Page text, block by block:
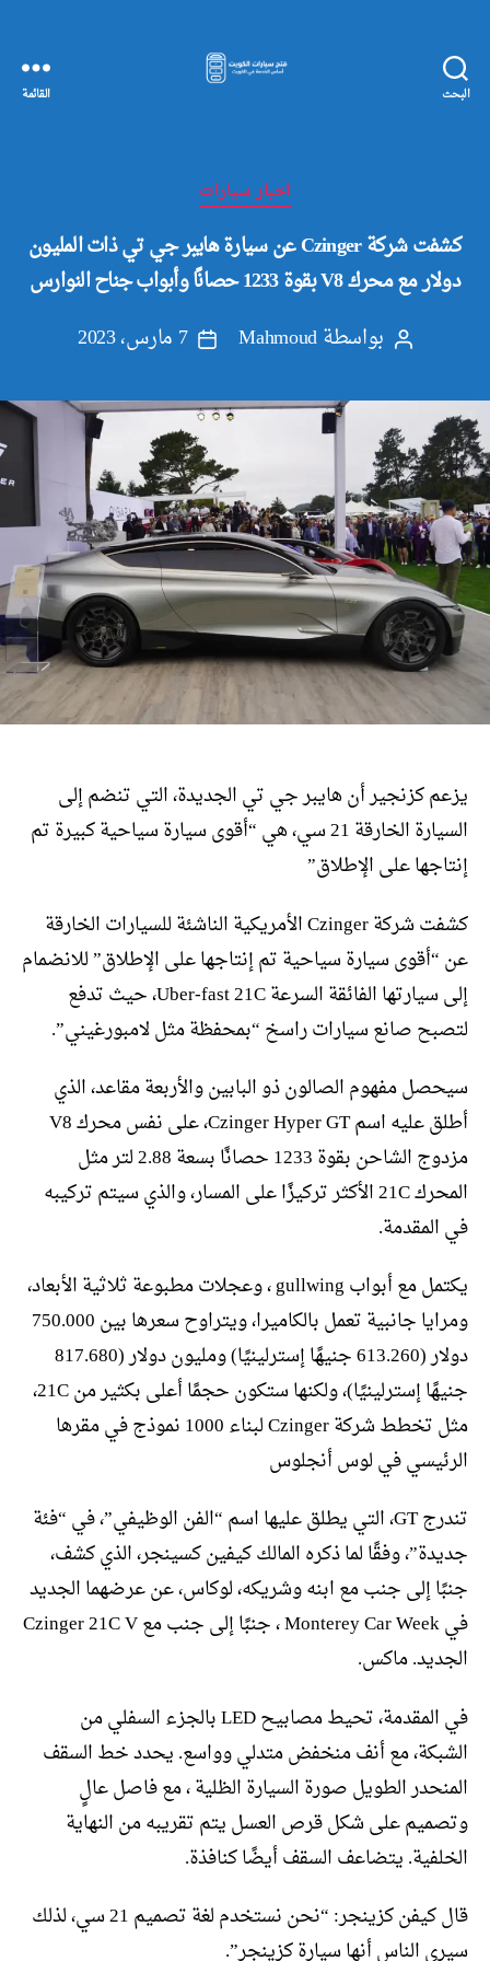
البحث
الكويت
القائمة
التصنيفات
اخبار سيارات
كشفت شركة Czinger عن سيارة هايبر جي تي ذات المليون
دولار مع محرك V8 بقوة 1233 حصانًا وأبواب جناح النوارس
كاتببواسطةMahmoud
تاريخ
7 مارس، 2023
يزعم كزنجير أن هايبر جي تي الجديدة، التي تنضم إلى
السيارة الخارقة 21 سي، هي “أقوى سيارة سياحية كبيرة تم
إنتاجها على الإطلاق”
كشفت شركة Czinger الأمريكية الناشئة للسيارات الخارقة
عن “أقوى سيارة سياحية تم إنتاجها على الإطلاق” للانضمام
إلى سيارتها الفائقة السرعة Uber-fast 21C، حيث تدفع
لتصبح صانع سيارات راسخ “بمحفظة مثل لامبورغيني”.
سيحصل مفهوم الصالون ذو البابين والأربعة مقاعد، الذي
أطلق عليه اسم Czinger Hyper GT، على نفس محرك V8
مزدوج الشاحن بقوة 1233 حصانًا بسعة 2.88 لتر مثل
المحرك 21C الأكثر تركيزًا على المسار، والذي سيتم تركيبه
في المقدمة.
يكتمل مع أبواب gullwing ، وعجلات مطبوعة ثلاثية الأبعاد،
ومرايا جانبية تعمل بالكاميرا، ويتراوح سعرها بين 750.000
دولار (613.260 جنيهًا إسترلينيًا) ومليون دولار (817.680
جنيهًا إسترلينيًا)، ولكنها ستكون حجمًا أعلى بكثير من 21C،
مثل تخطط شركة Czinger لبناء 1000 نموذج في مقرها
الرئيسي في لوس أنجلوس
تندرج GT، التي يطلق عليها اسم “الفن الوظيفي”، في “فئة
جديدة”، وفقًا لما ذكره المالك كيفين كسينجر، الذي كشف،
جنبًا إلى جنب مع ابنه وشريكه، لوكاس، عن عرضهما الجديد
في Monterey Car Week ، جنبًا إلى جنب مع Czinger 21C V
الجديد. ماكس.
في المقدمة، تحيط مصابيح LED بالجزء السفلي من
الشبكة، مع أنف منخفض متدلي وواسع. يحدد خط السقف
المنحدر الطويل صورة السيارة الظلية ، مع فاصل عالٍ
وتصميم على شكل قرص العسل يتم تقريبه من النهاية
الخلفية. يتضاعف السقف أيضًا كنافذة.
قال كيفن كزينجر: “نحن نستخدم لغة تصميم 21 سي، لذلك
سيرى الناس أنها سيارة كزينجر”.